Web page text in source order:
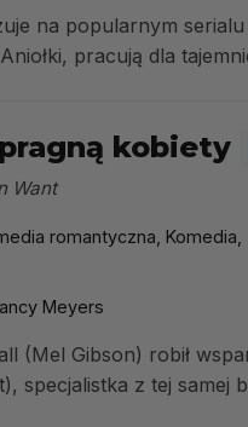
na popularnym
pracują dla
kobiety
Want
romantyczna, Komedia,
Meyers
(Mel Gibson) robił
specjalistka z tej samej